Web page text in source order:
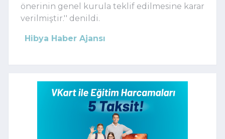
önerinin genel kurula teklif edilmesine karar
verilmiştir.'' denildi.
Hibya Haber Ajansı